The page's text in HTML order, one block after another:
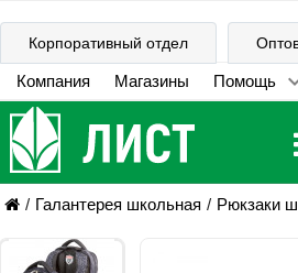
Корпоративный отдел
Компания Магазины Помощь
Галантерея школьная Рюкзаки